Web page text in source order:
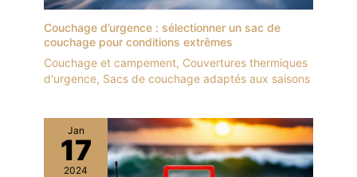
Couchage d’urgence : sélectionner un sac de
couchage pour conditions extrêmes
Couchage et campement, Couvertures thermiques
d'urgence, Sacs de couchage adaptés aux saisons
Jan
17
2024